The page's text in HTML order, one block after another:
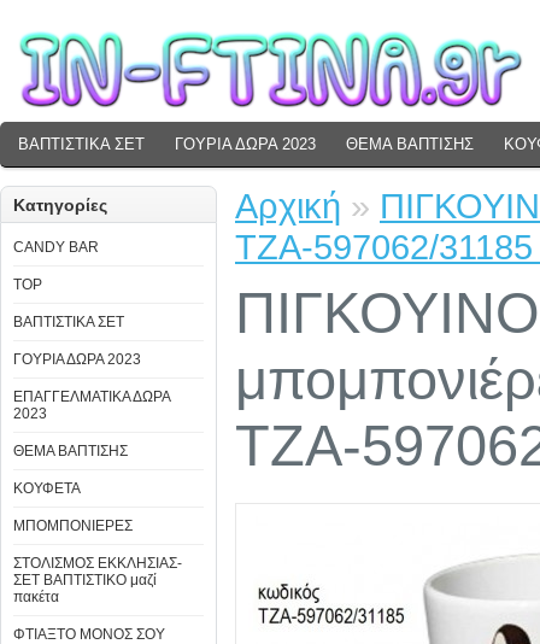
ΒΑΠΤΙΣΤΙΚΑ ΣΕΤ ΓΟΥΡΙΑ ΔΩΡΑ 2023 ΘΕΜΑ ΒΑΠΤΙΣΗΣ
Κατηγορίες
CANDY BAR
TOP
ΒΑΠΤΙΣΤΙΚΑ ΣΕΤ
ΓΟΥΡΙΑ ΔΩΡΑ 2023
ΕΠΑΓΓΕΛΜΑΤΙΚΑ ΔΩΡΑ
2023
ΘΕΜΑ ΒΑΠΤΙΣΗΣ
ΚΟΥΦΕΤΑ
ΜΠΟΜΠΟΝΙΕΡΕΣ
ΣΤΟΛΙΣΜΟΣ ΕΚΚΛΗΣΙΑΣ-
ΣΕΤ ΒΑΠΤΙΣΤΙΚΟ μαζί
πακέτα
ΦΤΙΑΞΤΟ ΜΟΝΟΣ ΣΟΥ
Αρχική »
ΤΖΑ-597062/
ΤΖΑ-